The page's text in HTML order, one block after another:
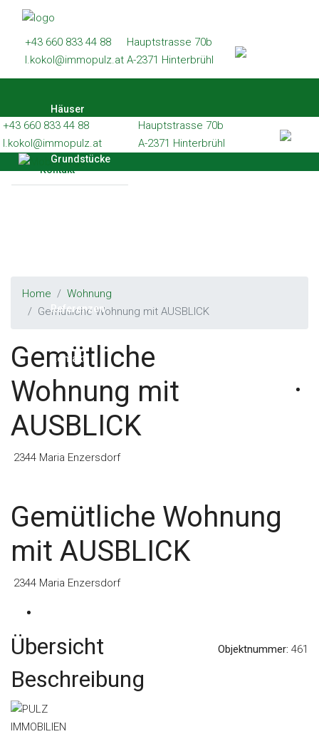
Häuser
Wohnungen
Gewerbe
Referenzen
Kontakt
+43 660 833 44 88
l.kokol@immopulz.at
Hauptstrasse 70b
A-2371 Hinterbrühl
Häuser
Grundstücke
Referenzen
Kontakt
+43 660 833 44 88
l.kokol@immopulz.at
Hauptstrasse 70b
A-2371 Hinterbrühl
Home
Wohnung
Gemütliche Wohnung mit AUSBLICK
Gemütliche
Wohnung mit
AUSBLICK
2344 Maria Enzersdorf
Gemütliche Wohnung
mit AUSBLICK
2344 Maria Enzersdorf
Übersicht Objektnummer: 461
Beschreibung